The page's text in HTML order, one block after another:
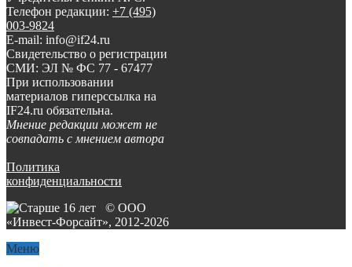
Телефон редакции: +7 (495)
003-9824
E-mail: info@if24.ru
Свидетельство о регистрации
СМИ: ЭЛ № ФС 77 - 67477
При использовании
материалов гиперссылка на
IF24.ru обязательна.
Мнение редакции может не
совпадать с мнением автора
Политика
конфиденциальности
© ООО
«Инвест-Форсайт», 2012-2026
Меню